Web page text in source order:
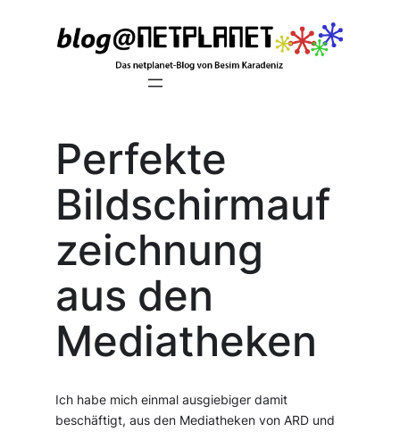
Perfekte
Bildschirmauf
zeichnung
aus den
Mediatheken
Ich habe mich einmal ausgiebiger damit
beschäftigt, aus den Mediatheken von ARD und